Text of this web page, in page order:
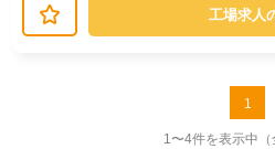
工場求人
1
1〜4件を表示中